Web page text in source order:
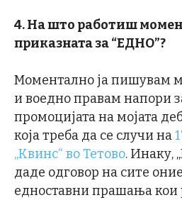
4. На што работиш
приказната за “ЕДНО”?
Моментално ја пишувам
и воедно правам напори
промоцијата на мојата
која треба да се случи на
„Квинс“ во Тетово. Инаку,
даде одговор на сите
едноставни прашања кои